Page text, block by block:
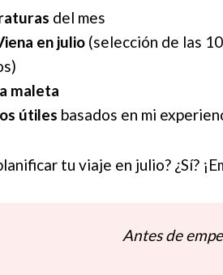
del mes
en julio (selección de las
maleta
útiles basados en mi
tu viaje en julio? ¿Sí?
Antes de